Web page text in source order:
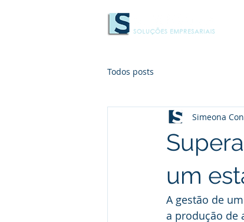
Todos posts
um
Simeona
A gestão de
a produção de